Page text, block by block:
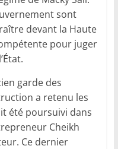
sont
devant la Haute
pour juger
garde des
a retenu les
été poursuivi dans
Cheikh
Ce dernier